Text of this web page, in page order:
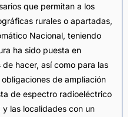
que permitan a los
rurales o apartadas,
Nacional, teniendo
ha sido puesta en
hacer, así como para las
de ampliación
de espectro radioeléctrico
las localidades con un